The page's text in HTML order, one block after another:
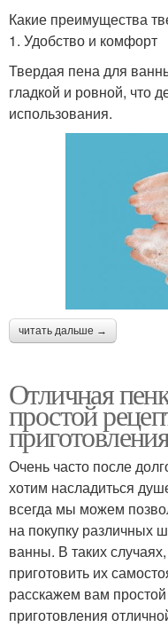
Какие преимущества
1. Удобство и комфорт
Твердая пена для
гладкой и ровной, что
использования.
читать дальше →
Отличная
простой
Очень часто после
хотим насладиться
всегда мы можем
на покупку различных
ванны. В таких
приготовить их
расскажем вам
приготовления